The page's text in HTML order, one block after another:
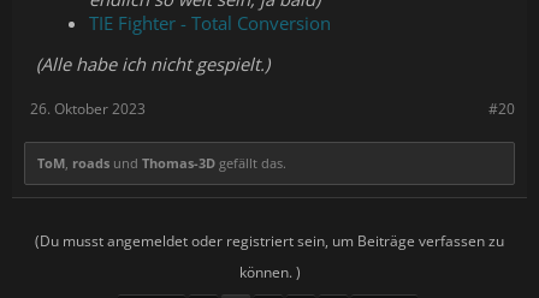
TIE Fighter - Total Conversion
(Alle habe ich nicht gespielt.)
#20
26. Oktober 2023
ToM, roads und Thomas-3D gefällt das.
(Du musst angemeldet oder registriert sein, um Beiträge verfassen zu
können. )